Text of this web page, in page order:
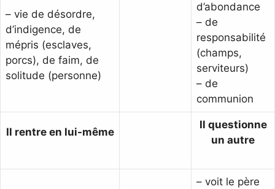
– vie de désordre,
d’indigence, de
mépris (esclaves,
porcs), de faim, de
solitude (personne)
d’abondance
– de
responsabilité
(champs,
serviteurs)
– de
communion
Il rentre en lui-même
Il questionne
un autre
– voit le père